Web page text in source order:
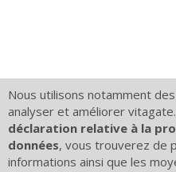
Nous utilisons notamment
analyser et améliorer
déclaration relative à la
données, vous trouverez de
informations ainsi que les